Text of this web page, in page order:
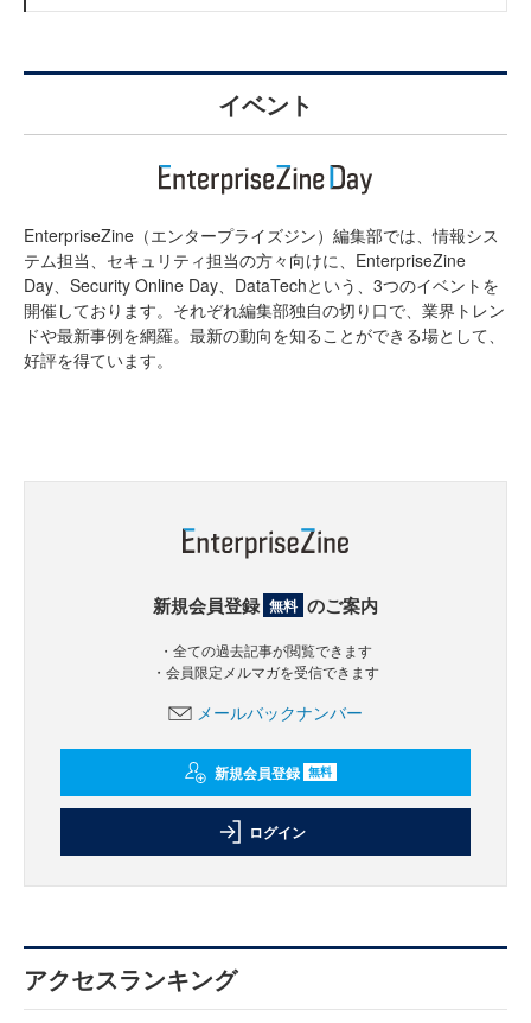
イベント
EnterpriseZine（エンタープライズジン）編集部では、情報シス
テム担当、セキュリティ担当の方々向けに、EnterpriseZine
Day、Security Online Day、DataTechという、3つのイベントを
開催しております。それぞれ編集部独自の切り口で、業界トレン
ドや最新事例を網羅。最新の動向を知ることができる場として、
好評を得ています。
新規会員登録 無料 のご案内
・全ての過去記事が閲覧できます
・会員限定メルマガを受信できます
メールバックナンバー
新規会員登録 無料
ログイン
アクセスランキング